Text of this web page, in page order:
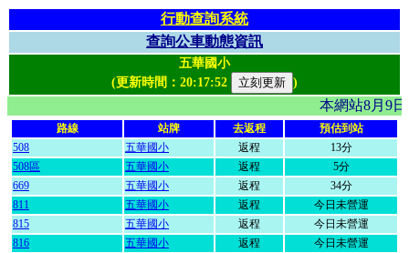
行動查詢系統
查詢公車動態資訊
五華國小
(更新時間： 20:17:52 )
本網站8月9
路線 站牌 去返程
預估到站
508
五華國小 返程
13分
508區
五華國小 返程
5分
669
五華國小 返程
34分
811
五華國小 返程
今日未營運
815
五華國小 返程
今日未營運
816
五華國小 返程
今日未營運